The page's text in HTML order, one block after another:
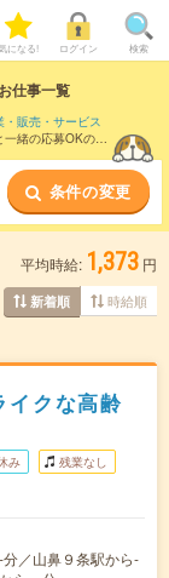
になる! ログイン 検索
仕事一覧
・販売・サービス
緒の応募OKの条
条件の変更
平均時給: 1,373 円
新着順 時給順
イクな高齢
み 残業なし
／山鼻９条駅から-